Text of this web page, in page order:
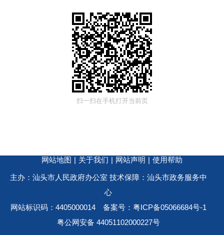
扫一扫在手机打开当前页
网站地图 | 关于我们 | 网站声明 | 使用帮助
主办：汕头市人民政府办公室 技术保障：汕头市政务服务中
心
网站标识码：4405000014
备案号：粤ICP备05066684号-1
粤公网安备 44051102000227号